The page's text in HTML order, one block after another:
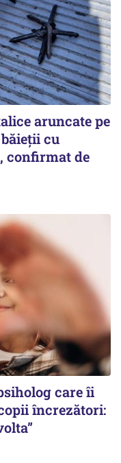
aruncate pe
cu
confirmat de
care îi
încrezători: